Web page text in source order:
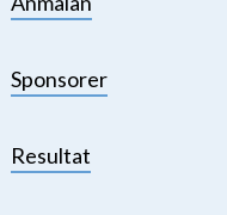
Sponsorer
Resultat